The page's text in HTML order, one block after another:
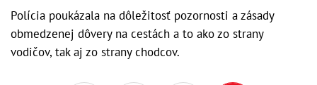
Polícia poukázala na dôležitosť pozornosti a zásady
obmedzenej dôvery na cestách a to ako zo strany
vodičov, tak aj zo strany chodcov.